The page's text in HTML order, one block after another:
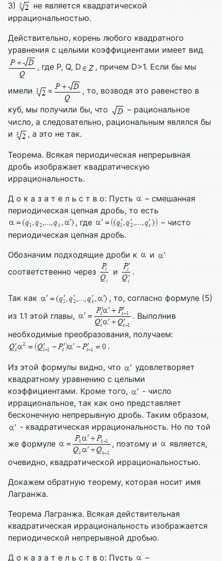
3)
не является квадратической
иррациональностью.
Действительно, корень любого квадратного
уравнения с целыми коэффициентами имеет вид
, где P, Q, D
, причем D>1. Если бы мы
имели =
, то, возводя это равенство в
куб, мы получили бы, что
– рациональное
число, а следовательно, рациональным являлся бы
и
, а это не так.
Теорема. Всякая периодическая непрерывная
дробь изображает квадратическую
иррациональность.
Д о к а з а т е л ь с т в о: Пусть
– смешанная
периодическая цепная дробь, то есть
, где
– чисто
периодическая цепная дробь.
Обозначим подходящие дроби к
и
соответственно через
и .
Так как
, то, согласно формуле (5)
из 1.1 этой главы,
. Выполнив
необходимые преобразования, получаем:
.
Из этой формулы видно, что
удовлетворяет
квадратному уравнению с целыми
коэффициентами. Кроме того,
- число
иррациональное, так как оно представляет
бесконечную непрерывную дробь. Таким образом,
- квадратическая иррациональность. Но по той
же формуле
, поэтому и
является,
очевидно, квадратической иррациональностью.
Докажем обратную теорему, которая носит имя
Лагранжа.
Теорема Лагранжа. Всякая действительная
квадратическая иррациональность изображается
периодической непрерывной дробью.
Д о к а з а т е л ь с т в о: Пусть
–